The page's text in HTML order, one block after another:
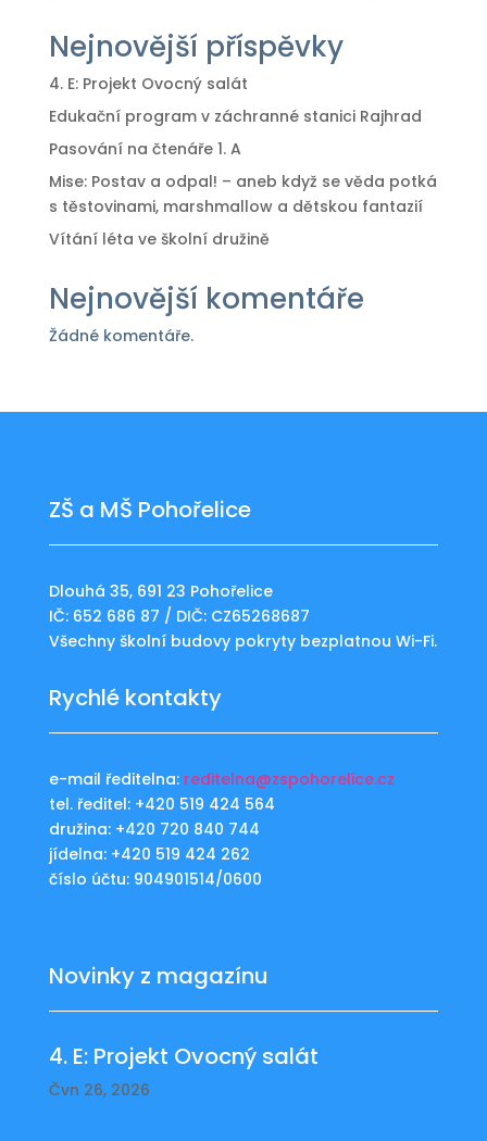
Nejnovější příspěvky
4. E: Projekt Ovocný salát
Edukační program v záchranné stanici Rajhrad
Pasování na čtenáře 1. A
Mise: Postav a odpal! – aneb když se věda potká
s těstovinami, marshmallow a dětskou fantazií
Vítání léta ve školní družině
Nejnovější komentáře
Žádné komentáře.
ZŠ a MŠ Pohořelice
Dlouhá 35, 691 23 Pohořelice
IČ: 652 686 87 / DIČ: CZ65268687
Všechny školní budovy pokryty bezplatnou Wi-Fi.
Rychlé kontakty
e-mail ředitelna: reditelna@zspohorelice.cz
tel. ředitel: +420 519 424 564
družina: +420 720 840 744
jídelna: +420 519 424 262
číslo účtu: 904901514/0600
Novinky z magazínu
4. E: Projekt Ovocný salát
Čvn 26, 2026